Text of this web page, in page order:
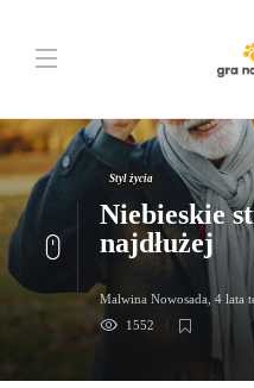
Styl życia
Niebieskie
najdłużej
Malwina Nowosada 4 lata
1552